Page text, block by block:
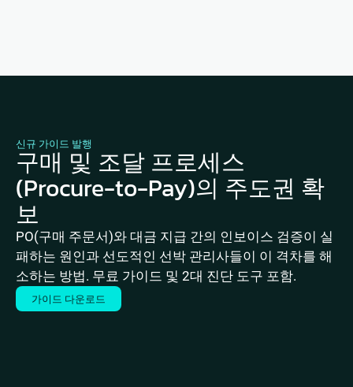
신규 가이드 발행
구매 및 조달 프로세스
(Procure-to-Pay)의 주도권 확
보
PO(구매 주문서)와 대금 지급 간의 인보이스 검증이 실
패하는 원인과 선도적인 선박 관리사들이 이 격차를 해
소하는 방법. 무료 가이드 및 2대 진단 도구 포함.
가이드 다운로드